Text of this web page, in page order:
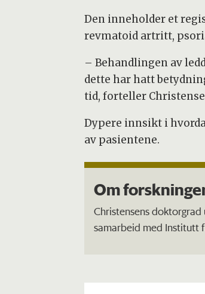
Den inneholder et
revmatoid artritt,
– Behandlingen av
dette har hatt
tid, forteller
Dypere innsikt i
av pasientene.
Om
Christensens
samarbeid med Institutt